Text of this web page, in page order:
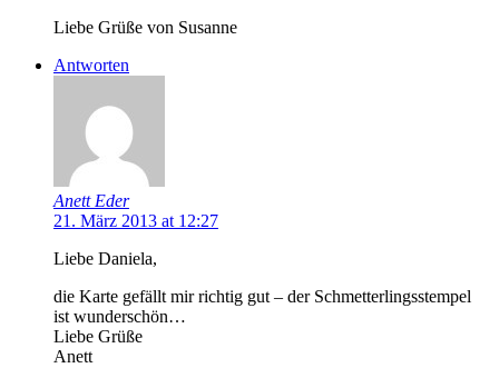
Liebe Grüße von Susanne
Antworten
Anett Eder
21. März 2013 at 12:27
Liebe Daniela,
die Karte gefällt mir richtig gut – der Schmetterlingsstempel
ist wunderschön…
Liebe Grüße
Anett